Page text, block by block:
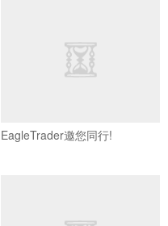
EagleTrader邀您同行!